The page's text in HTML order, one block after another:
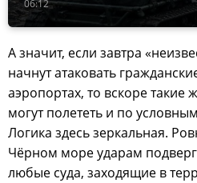
06:12
А значит, если завтра
начнут атаковать
аэропортах, то вскоре такие
могут полететь и по
Логика здесь зеркальная.
Чёрном море ударам
любые суда, заходящие в